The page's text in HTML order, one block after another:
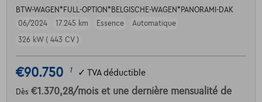
BTW-WAGEN*FULL-OPTION*BELGISCHE-WAGEN*PANORAMI-DAK
06/2024
17.245 km Essence
Automatique
326 kW ( 443 CV )
€90.750 1 ✓ TVA déductible
Dès €1.370,28/mois et une dernière mensualité de